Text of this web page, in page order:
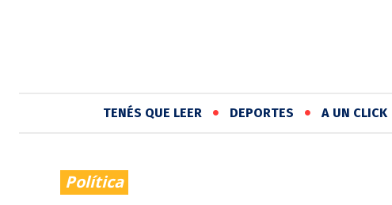
TENÉS QUE LEER DEPORTES A UN CLICK
Política